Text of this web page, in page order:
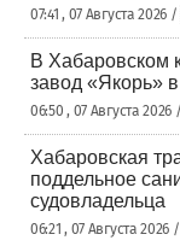
07:41 , 07 Августа 2026 /
В Хабаровском
завод «Якорь»
06:50 , 07 Августа
Хабаровская
поддельное
судовладельца
06:21 , 07 Августа 2026